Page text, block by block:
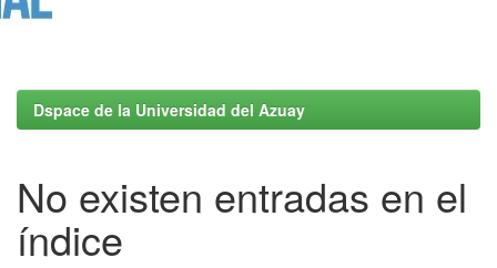
Dspace de la Universidad del Azuay
No existen entradas en el
índice